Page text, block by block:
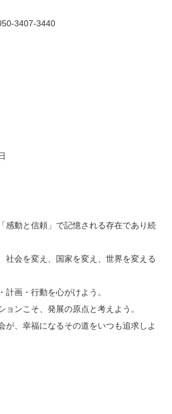
3407-3440
感動と信頼」で記憶される存在であり続
社会を変え、国家を変え、世界を変える
計画・行動を心がけよう。
ョンこそ、発展の原点と考えよう。
が、幸福になるその道をいつも追求しよ